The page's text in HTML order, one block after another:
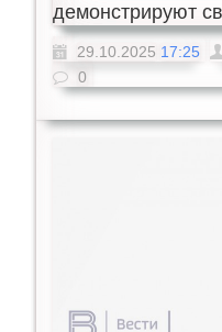
демонстрируют
29.10.2025 17:25
0